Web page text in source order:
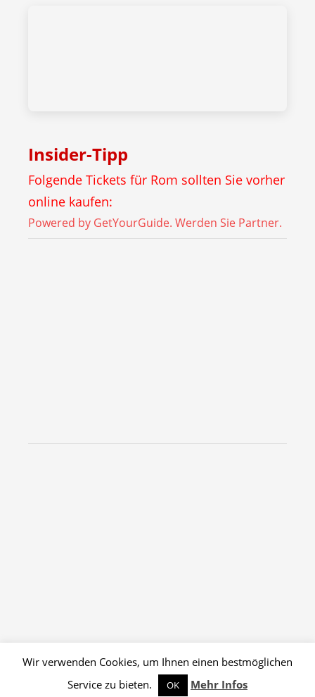
Insider-Tipp
Folgende Tickets für Rom sollten Sie vorher
online kaufen:
Powered by GetYourGuide. Werden Sie Partner.
Erstellt mitWordPressundAdmiral.
Wir verwenden Cookies, um Ihnen einen bestmöglichen
Service zu bieten.
OK Mehr Infos